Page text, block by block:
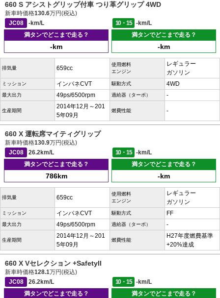
660 S アシストグリップ付車 つり革グリップ 4WD
新車時価格130.6万円(税込)
JC08
-km/L 10・15
-km/L
満タンでどこまで走る？
-km
満タンでどこまで走る？
-km
排気量 659cc
使用燃料
エンジン
レギュラー
ガソリン
ミッション インパネCVT 駆動方式 4WD
最大出力 49ps/6500rpm 過給器（ターボ） -
生産期間
2014年12月～201
5年09月
燃費性能 -
660 X 運転席マイティグリップ
新車時価格130.9万円(税込)
JC08
26.2km/L 10・15
-km/L
満タンでどこまで走る？
786km
満タンでどこまで走る？
-km
排気量 659cc
使用燃料
エンジン
レギュラー
ガソリン
ミッション インパネCVT 駆動方式 FF
最大出力 49ps/6500rpm 過給器（ターボ） -
生産期間
2014年12月～201
5年09月
燃費性能
H27年度燃費基準
+20%達成
660 X Vセレクション +SafetyII
新車時価格128.1万円(税込)
JC08
26.2km/L 10・15
-km/L
満タンでどこまで走る？
満タンでどこまで走る？